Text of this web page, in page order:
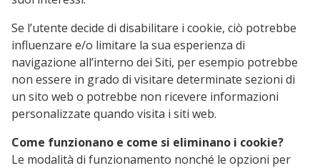
Se l’utente decide di disabilitare i cookie, ciò potrebbe
influenzare e/o limitare la sua esperienza di
navigazione all’interno dei Siti, per esempio potrebbe
non essere in grado di visitare determinate sezioni di
un sito web o potrebbe non ricevere informazioni
personalizzate quando visita i siti web.
Come funzionano e come si eliminano i cookie?
Le modalità di funzionamento nonché le opzioni per